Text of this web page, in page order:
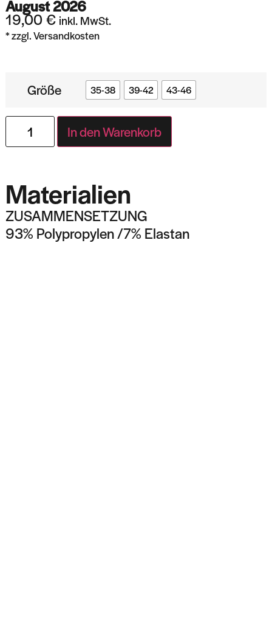
August 2026
19,00€ inkl. MwSt.
* zzgl. Versandkosten
Größe 35-38 39-42 43-46
In den Warenkorb
Materialien
ZUSAMMENSETZUNG
93% Polypropylen /7% Elastan